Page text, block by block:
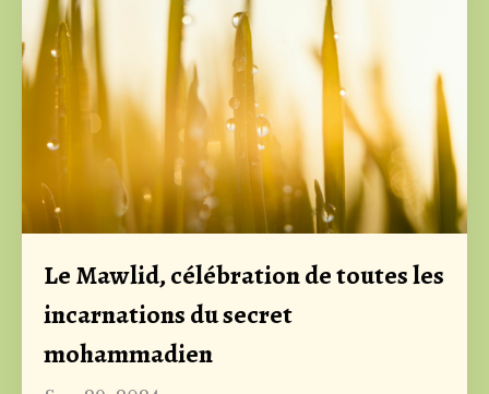
Le Mawlid, célébration de toutes les
incarnations du secret
mohammadien